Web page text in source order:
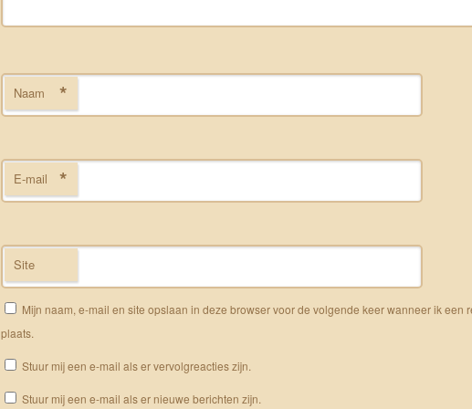
Naam *
E-mail *
Site
Mijn naam, e-mail en site opslaan in deze browser voor de volgende keer wanneer ik een
plaats.
Stuur mij een e-mail als er vervolgreacties zijn.
Stuur mij een e-mail als er nieuwe berichten zijn.